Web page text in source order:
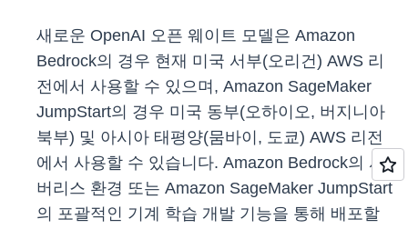
새로운 OpenAI 오픈 웨이트 모델은 Amazon
Bedrock의 경우 현재 미국 서부(오리건) AWS 리
전에서 사용할 수 있으며, Amazon SageMaker
JumpStart의 경우 미국 동부(오하이오, 버지니아
북부) 및 아시아 태평양(뭄바이, 도쿄) AWS 리전
에서 사용할 수 있습니다. Amazon Bedrock의 서
버리스 환경 또는 Amazon SageMaker JumpStart
의 포괄적인 기계 학습 개발 기능을 통해 배포할